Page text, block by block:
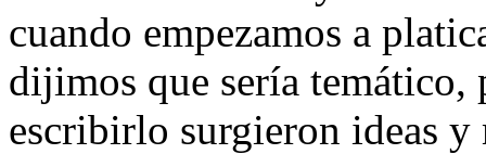
cuando empezamos a
dijimos que sería temático,
escribirlo surgieron ideas y